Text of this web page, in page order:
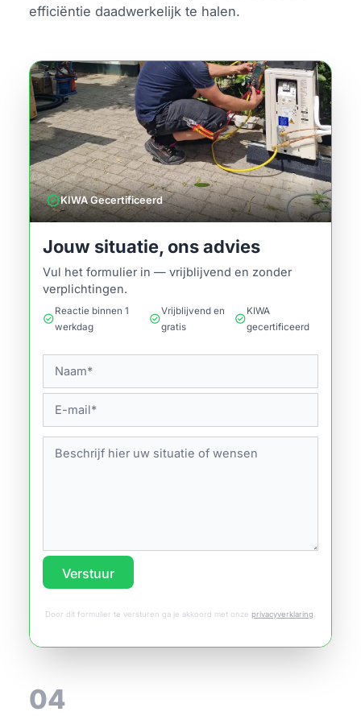
efficiëntie daadwerkelijk te halen.
verifiedKIWA Gecertificeerd
Jouw situatie, ons advies
Vul het formulier in — vrijblijvend en zonder
verplichtingen.
check_circle
Reactie binnen 1
werkdag
check_circle
Vrijblijvend en
gratis
check_circle
KIWA
gecertificeerd
Verstuur
Door dit formulier te versturen ga je akkoord met onze privacyverklaring.
04